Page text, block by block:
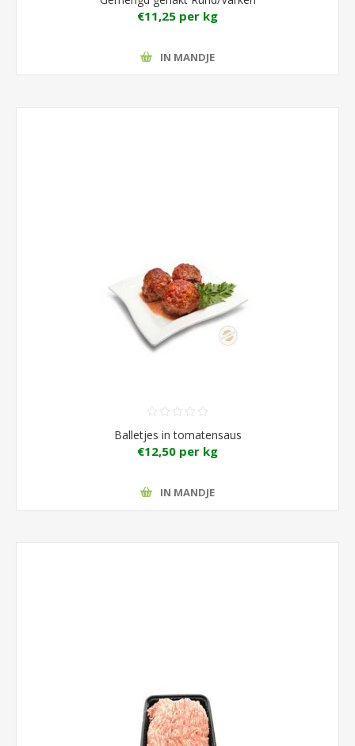
€11,25 per kg
IN MANDJE
Balletjes in tomatensaus
€12,50 per kg
IN MANDJE